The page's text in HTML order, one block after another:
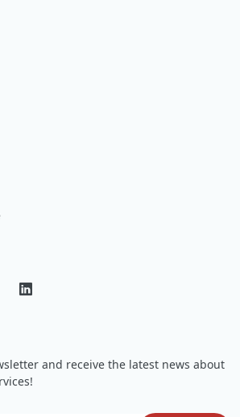
and receive the latest news about